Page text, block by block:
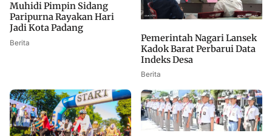
Muhidi Pimpin Sidang
Paripurna Rayakan Hari
Jadi Kota Padang
Berita
Pemerintah Nagari Lansek
Kadok Barat Perbarui Data
Indeks Desa
Berita